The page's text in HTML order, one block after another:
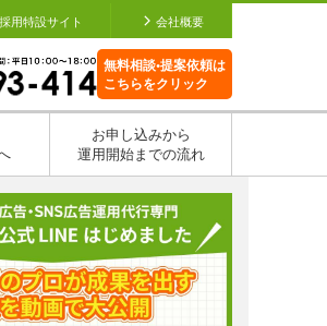
採用特設サイト 会社概要
無料相談•提案依頼は
こちらをクリック
お申し込みから
運用開始までの流れ